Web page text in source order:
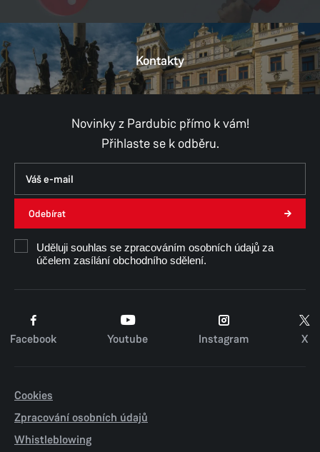
Kontakty
Novinky z Pardubic přímo k vám!
Přihlaste se k odběru.
Odebírat
Uděluji souhlas se zpracováním osobních údajů za
účelem zasílání obchodního sdělení.
Facebook Youtube Instagram X
Cookies
Zpracování osobních údajů
Whistleblowing